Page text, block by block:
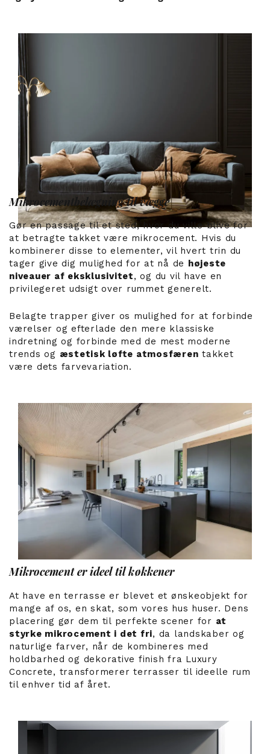
Mikrocementbelægning til vægge
Gør en passage til et sted, hvor du ville blive for
at betragte takket være mikrocement. Hvis du
kombinerer disse to elementer, vil hvert trin du
tager give dig mulighed for at nå de
højeste
niveauer af eksklusivitet, og du vil have en
privilegeret udsigt over rummet generelt.
Belagte trapper giver os mulighed for at forbinde
værelser og efterlade den mere klassiske
indretning og forbinde med de mest moderne
trends og æstetisk løfte atmosfæren takket
være dets farvevariation.
Mikrocement er ideel til køkkener
At have en terrasse er blevet et ønskeobjekt for
mange af os, en skat, som vores hus huser. Dens
placering gør dem til perfekte scener for at
styrke mikrocement i det fri, da landskaber og
naturlige farver, når de kombineres med
holdbarhed og dekorative finish fra Luxury
Concrete, transformerer terrasser til ideelle rum
til enhver tid af året.